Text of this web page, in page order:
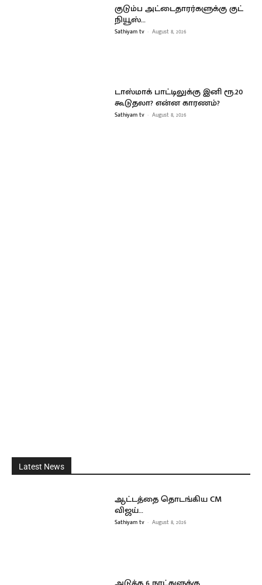
குடும்ப அட்டைதாரர்களுக்கு குட்
நியூஸ்…
Sathiyam tv - August 8, 2026
டாஸ்மாக் பாட்டிலுக்கு இனி ரூ.20
கூடுதலா? என்ன காரணம்?
Sathiyam tv - August 8, 2026
Latest News
ஆட்டத்தை தொடங்கிய CM
விஜய்…
Sathiyam tv - August 8, 2026